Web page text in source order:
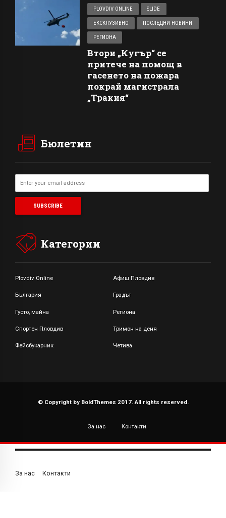
PLOVDIV ONLINE
SLIDE
ЕКСКЛУЗИВНО ПОСЛЕДНИ НОВИНИ
РЕГИОНА
Втори „Кугър“ се
притече на помощ в
гасенето на пожара
покрай магистрала
„Тракия“
Бюлетин
Категории
Plovdiv Online Афиш Пловдив
България Градът
Густо, майна Региона
Спортен Пловдив Тримон на деня
Фейсбукарник Четива
© Copyright by BoldThemes 2017. All rights reserved.
За нас Контакти
За нас Контакти